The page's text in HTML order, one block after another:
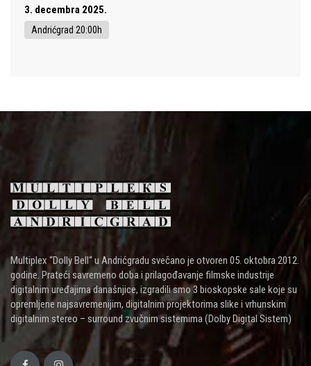
3. decembra 2025.
Andrićgrad 20:00h
Multiplex “Dolly Bell“ u Andrićgradu svečano je otvoren 05. oktobra 2012.
godine. Prateći savremeno doba i prilagođavanje filmske industrije
digitalnim uređajima današnjice, izgradili smo 3 bioskopske sale koje su
opremljene najsavremenijim, digitalnim projektorima slike i vrhunskim
digitalnim stereo – surround zvučnim sistemima (Dolby Digital Sistem)